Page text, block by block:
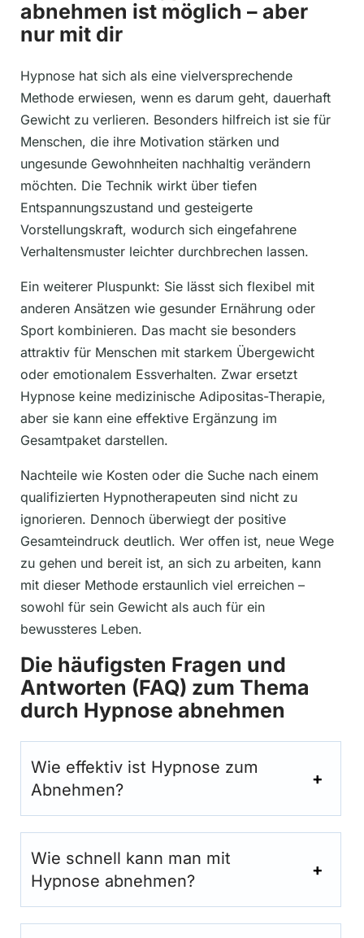
abnehmen ist möglich – aber
nur mit dir
Hypnose hat sich als eine vielversprechende
Methode erwiesen, wenn es darum geht, dauerhaft
Gewicht zu verlieren. Besonders hilfreich ist sie für
Menschen, die ihre Motivation stärken und
ungesunde Gewohnheiten nachhaltig verändern
möchten. Die Technik wirkt über tiefen
Entspannungszustand und gesteigerte
Vorstellungskraft, wodurch sich eingefahrene
Verhaltensmuster leichter durchbrechen lassen.
Ein weiterer Pluspunkt: Sie lässt sich flexibel mit
anderen Ansätzen wie gesunder Ernährung oder
Sport kombinieren. Das macht sie besonders
attraktiv für Menschen mit starkem Übergewicht
oder emotionalem Essverhalten. Zwar ersetzt
Hypnose keine medizinische Adipositas-Therapie,
aber sie kann eine effektive Ergänzung im
Gesamtpaket darstellen.
Nachteile wie Kosten oder die Suche nach einem
qualifizierten Hypnotherapeuten sind nicht zu
ignorieren. Dennoch überwiegt der positive
Gesamteindruck deutlich. Wer offen ist, neue Wege
zu gehen und bereit ist, an sich zu arbeiten, kann
mit dieser Methode erstaunlich viel erreichen –
sowohl für sein Gewicht als auch für ein
bewussteres Leben.
Die häufigsten Fragen und
Antworten (FAQ) zum Thema
durch Hypnose abnehmen
Wie effektiv ist Hypnose zum
Abnehmen?
Wie schnell kann man mit
Hypnose abnehmen?